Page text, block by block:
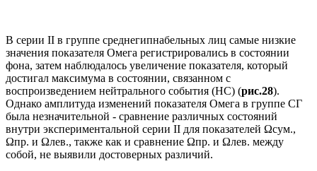
В серии II в группе среднегипнабельных лиц самые низкие
значения показателя Омега регистрировались в состоянии
фона, затем наблюдалось увеличение показателя, который
достигал максимума в состоянии, связанном с
воспроизведением нейтрального события (НС) (рис.28).
Однако амплитуда изменений показателя Омега в группе СГ
была незначительной - сравнение различных состояний
внутри экспериментальной серии II для показателей Ωсум.,
Ωпр. и Ωлев., также как и сравнение Ωпр. и Ωлев. между
собой, не выявили достоверных различий.